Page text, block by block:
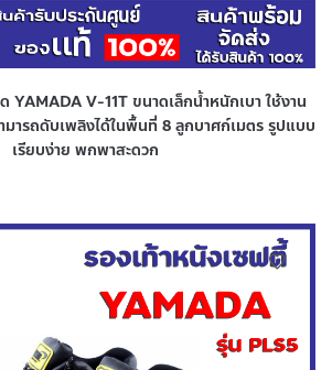
YAMADA V-11T ขนาดเล็กน้ำหนักเบา ใช้งาน
ารถดับเพลิงได้ในพื้นที่ 8 ลูกบาศก์เมตร รูปแบบ
เรียบง่าย พกพาสะดวก